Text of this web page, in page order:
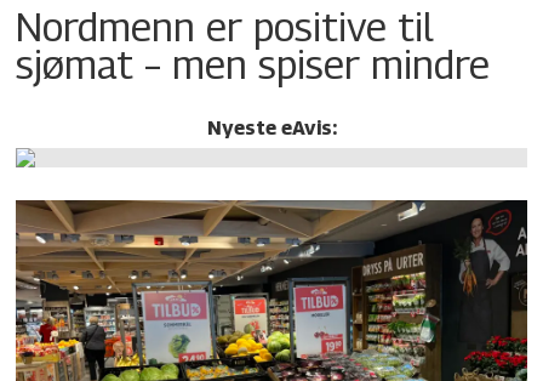
Nordmenn er positive til
sjømat – men spiser mindre
Nyeste eAvis: